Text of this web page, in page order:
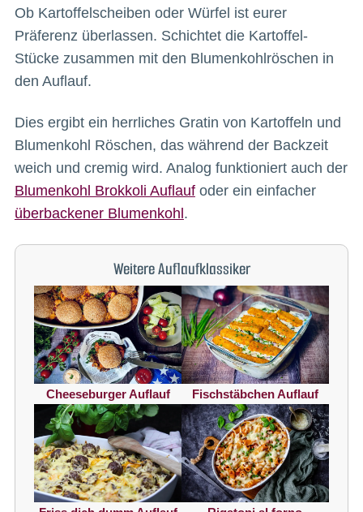
Ob Kartoffelscheiben oder Würfel ist eurer
Präferenz überlassen. Schichtet die Kartoffel-
Stücke zusammen mit den Blumenkohlröschen in
den Auflauf.
Dies ergibt ein herrliches Gratin von Kartoffeln und
Blumenkohl Röschen, das während der Backzeit
weich und cremig wird. Analog funktioniert auch der
Blumenkohl Brokkoli Auflaufoder ein einfacher
überbackener Blumenkohl.
Weitere Auflaufklassiker
Cheeseburger Auflauf Fischstäbchen Auflauf